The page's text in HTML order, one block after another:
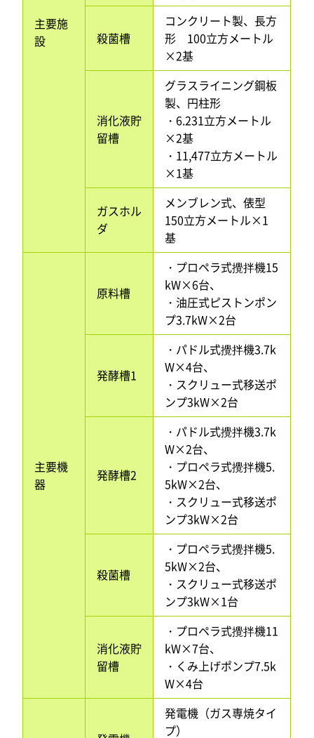
主要施
設
殺菌槽
コンクリート製、長方
形 100立方メートル
×2基
消化液貯
留槽
グラスライニング鋼板
製、円柱形
・6.231立方メートル
×2基
・11,477立方メートル
×1基
ガスホル
ダ
メンブレン式、俵型
150立方メートル×1
基
主要機
器
原料槽
・プロペラ式攪拌機15
kW×6台、
・油圧式ピストンポン
プ3.7kW×2台
発酵槽1
・パドル式攪拌機3.7k
W×4台、
・スクリュー式移送ポ
ンプ3kW×2台
発酵槽2
・パドル式攪拌機3.7k
W×2台、
・プロペラ式攪拌機5.
5kW×2台、
・スクリュー式移送ポ
ンプ3kW×2台
殺菌槽
・プロペラ式攪拌機5.
5kW×2台、
・スクリュー式移送ポ
ンプ3kW×1台
消化液貯
留槽
・プロペラ式攪拌機11
kW×7台、
・くみ上げポンプ7.5k
W×4台
発電機（ガス専焼タイ
プ）